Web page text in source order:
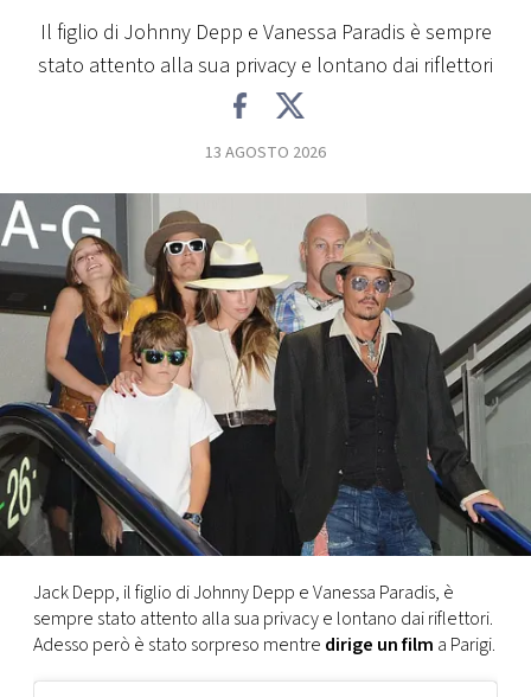
PLAYLIST
FOTO
CONCORSI
EVENTI
VIDEO
TV
PRINCIPATO
DI
MONACO
RMC
Il figlio di Johnny Depp e Vanessa Paradis è sempre
stato attento alla sua privacy e lontano dai riflettori
13 AGOSTO 2026
Jack Depp, il figlio di Johnny Depp e Vanessa Paradis, è
sempre stato attento alla sua privacy e lontano dai riflettori.
Adesso però è stato sorpreso mentre dirige un film a Parigi.